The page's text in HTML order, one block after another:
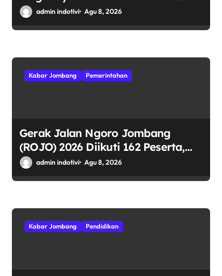
Berdaulat, Adil, dan Makmur
admin indotivi Agu 8, 2026
Kabar Jombang Pemerintahan
Gerak Jalan Ngoro Jombang
(ROJO) 2026 Diikuti 162 Peserta,
Bupati Jombang Tekankan Disiplin
admin indotivi Agu 8, 2026
Kabar Jombang Pendidikan